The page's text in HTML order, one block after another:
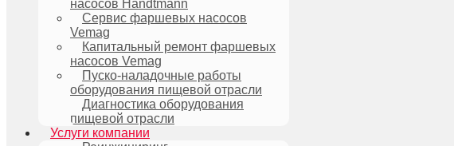
насосов Handtmann
Сервис фаршевых насосов
Vemag
Капитальный ремонт фаршевых
насосов Vemag
Пуско-наладочные работы
оборудования пищевой отрасли
Диагностика оборудования
пищевой отрасли
Услуги компании